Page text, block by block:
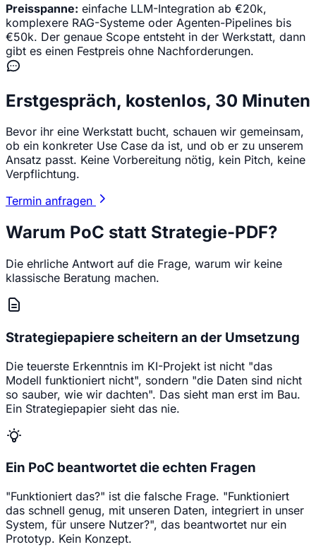
Preisspanne: einfache LLM-Integration ab €20k,
komplexere RAG-Systeme oder Agenten-Pipelines bis
€50k. Der genaue Scope entsteht in der Werkstatt, dann
gibt es einen Festpreis ohne Nachforderungen.
Erstgespräch, kostenlos, 30 Minuten
Bevor ihr eine Werkstatt bucht, schauen wir gemeinsam,
ob ein konkreter Use Case da ist, und ob er zu unserem
Ansatz passt. Keine Vorbereitung nötig, kein Pitch, keine
Verpflichtung.
Termin anfragen
Warum PoC statt Strategie-PDF?
Die ehrliche Antwort auf die Frage, warum wir keine
klassische Beratung machen.
Strategiepapiere scheitern an der Umsetzung
Die teuerste Erkenntnis im KI-Projekt ist nicht "das
Modell funktioniert nicht", sondern "die Daten sind nicht
so sauber, wie wir dachten". Das sieht man erst im Bau.
Ein Strategiepapier sieht das nie.
Ein PoC beantwortet die echten Fragen
"Funktioniert das?" ist die falsche Frage. "Funktioniert
das schnell genug, mit unseren Daten, integriert in unser
System, für unsere Nutzer?", das beantwortet nur ein
Prototyp. Kein Konzept.